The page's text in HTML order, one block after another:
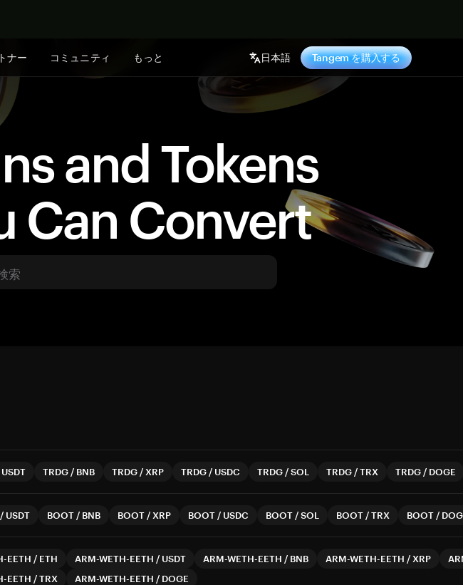
ナー コミュニティ もっと 日本語 Tangem を購入する
and Tokens
Can Convert
索
USDT TRDG / BNB TRDG / XRP TRDG / USDC TRDG /SOL TRDG /TRX TRDG / DOGE
/ USDT BOOT / BNB BOOT / XRP BOOT / USDC BOOT /SOL BOOT /TRX BOOT /
EETH / ETH ARM-WETH-EETH / USDT ARM-WETH-EETH / BNB ARM-WETH-EETH / XRP
EETH /TRX ARM-WETH-EETH / DOGE